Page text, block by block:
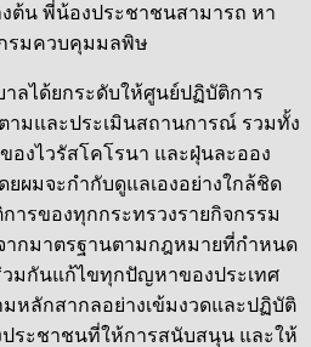
ต้น พี่น้องประชาชนสามารถ หา
รมควบคุมมลพิษ
ลได้ยกระดับให้ศูนย์ปฏิบัติการ
ามและประเมินสถานการณ์ รวมทั้ง
องไวรัสโคโรนา และฝุ่นละออง
ยผมจะกำกับดูแลเองอย่างใกล้ชิด
ารของทุกกระทรวงรายกิจกรรม
ากมาตรฐานตามกฎหมายที่กำหนด
วมกันแก้ไขทุกปัญหาของประเทศ
มหลักสากลอย่างเข้มงวดและปฏิบัติ
ระชาชนที่ให้การสนับสนุน และให้